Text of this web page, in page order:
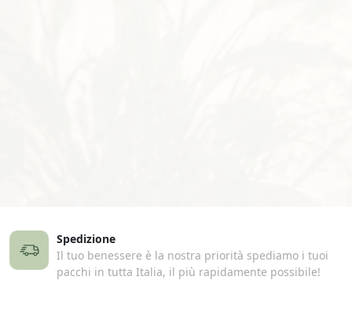
Spedizione
Il tuo benessere è la nostra priorità spediamo i tuoi
pacchi in tutta Italia, il più rapidamente possibile!